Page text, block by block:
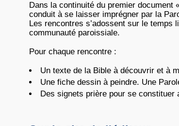
Dans la continuité du premier document
conduit à se laisser imprégner par la
Les rencontres s’adossent sur le
communauté paroissiale.
Pour chaque rencontre :
Un texte de la Bible à découvrir et à
Une fiche dessin à peindre. Une
Des signets prière pour se